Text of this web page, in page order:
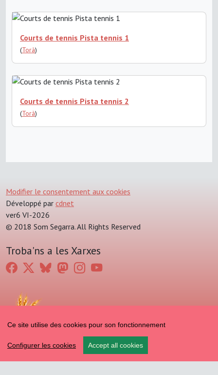
Ce site utilise des cookies pour son fonctionnement
Configurer les cookies Accept all cookies
Courts de tennis Pista tennis 1
(Torà)
Courts de tennis Pista tennis 2
(Torà)
Modifier le consentement aux cookies
Développé par cdnet
ver6 VI-2026
© 2018 Som Segarra. All Rights Reserved
Troba'ns a les Xarxes